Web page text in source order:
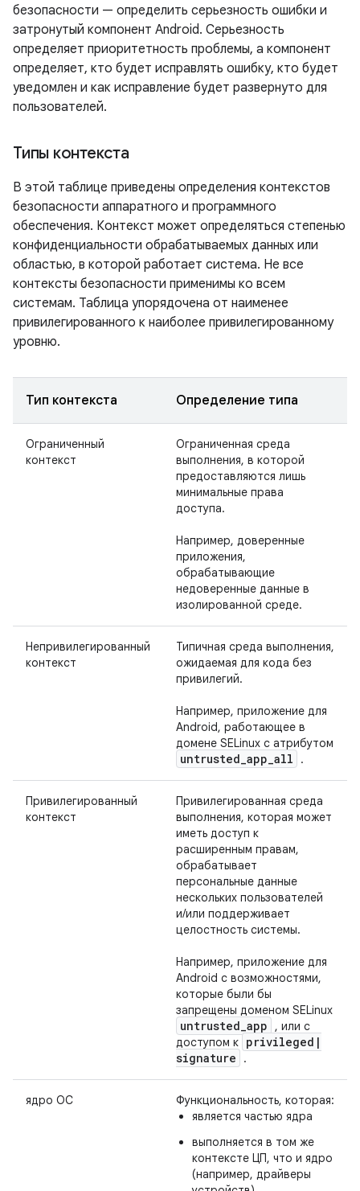
безопасности — определить серьезность ошибки и
затронутый компонент Android. Серьезность
определяет приоритетность проблемы, а компонент
определяет, кто будет исправлять ошибку, кто будет
уведомлен и как исправление будет развернуто для
пользователей.
Типы контекста
В этой таблице приведены определения контекстов
безопасности аппаратного и программного
обеспечения. Контекст может определяться степенью
конфиденциальности обрабатываемых данных или
областью, в которой работает система. Не все
контексты безопасности применимы ко всем
системам. Таблица упорядочена от наименее
привилегированного к наиболее привилегированному
уровню.
Тип контекста Определение типа
Ограниченный
контекст
Ограниченная среда
выполнения, в которой
предоставляются лишь
минимальные права
доступа.
Например, доверенные
приложения,
обрабатывающие
недоверенные данные в
изолированной среде.
Непривилегированный
контекст
Типичная среда выполнения,
ожидаемая для кода без
привилегий.
Например, приложение для
Android, работающее в
домене SELinux с атрибутом
untrusted_app_all .
Привилегированный
контекст
Привилегированная среда
выполнения, которая может
иметь доступ к
расширенным правам,
обрабатывает
персональные данные
нескольких пользователей
и/или поддерживает
целостность системы.
Например, приложение для
Android с возможностями,
которые были бы
запрещены доменом SELinux
untrusted_app
, или с
доступом к privileged |
signature
.
ядро ОС
Функциональность, которая:
является частью ядра
выполняется в том же
контексте ЦП, что и ядро
​​(например, драйверы